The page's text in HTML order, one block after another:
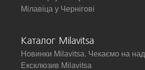
Мілавіца у Чернігові
Каталог Milavitsa
Новинки Milavitsa. Чекаємо на
Ексклюзив Milavitsa